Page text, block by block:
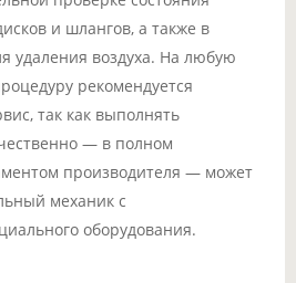
и шлангов, а также в
удаления воздуха. На любую
рекомендуется
так как выполнять
— в полном
производителя — может
механик с
оборудования.